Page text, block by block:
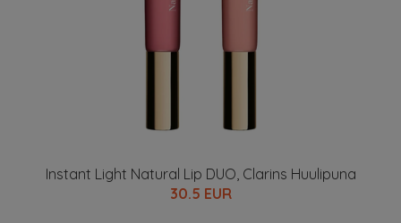
Instant Light Natural Lip DUO, Clarins Huulipuna
30.5 EUR